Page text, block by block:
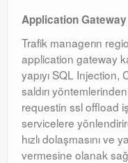
Application Gateway
Trafik managerın
application gateway
yapıyı SQL
saldırı
requestin ssl offload
servicelere
hızlı dolaşmasını ve
vermesine olanak